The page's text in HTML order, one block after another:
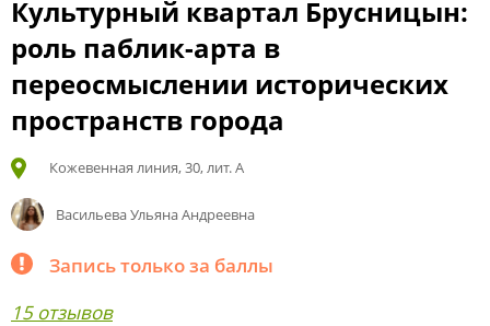
Культурный квартал Брусницын:
роль паблик-арта в
переосмыслении исторических
пространств города
Кожевенная линия, 30, лит. А
Васильева Ульяна Андреевна
Запись только за баллы
15 отзывов